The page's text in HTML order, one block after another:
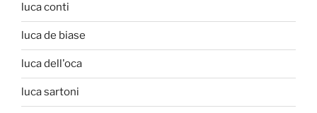
luca conti
luca de biase
luca dell'oca
luca sartoni